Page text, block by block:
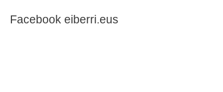
Facebook eiberri.eus